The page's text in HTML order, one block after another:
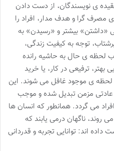
ی نویسندگان، از دست دادن
گرا و هدف مدار، افراد را
«داشتن» بیشتر و «رسیدن» به
توجه به کیفیت زندگی،
لحظه ی حال به حاشیه رانده
ترفیعی در کار، یا خرید
لحظه ی موجود غافل می شوند. این
عادتی مزمن تبدیل شده و موجب
می گردد. همانطور که انسان ها
ناگهان درمی یابند که
اند: توانایی تجربه و قدردانی